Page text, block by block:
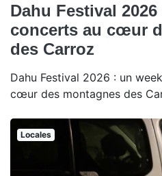
Dahu Festival
concerts au cœur
des Carroz
Dahu Festival 2026 : un
cœur des montagnes des
Locales